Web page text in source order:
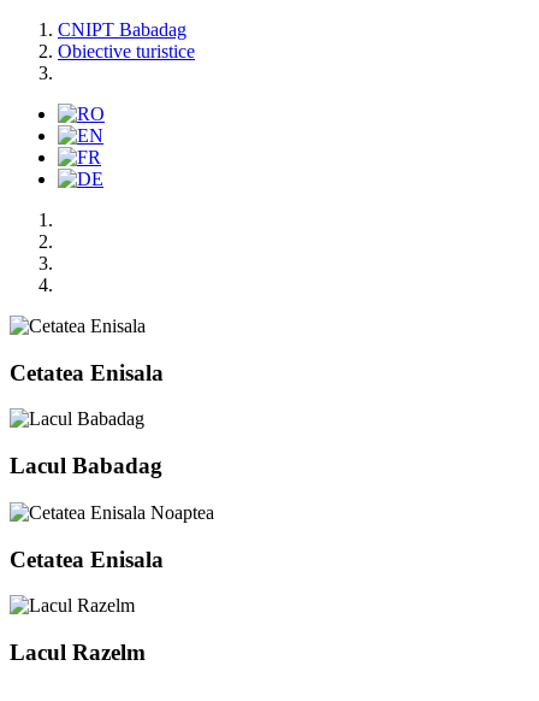
CNIPT Babadag
Obiective turistice
Cetatea Enisala
Lacul Babadag
Cetatea Enisala
Lacul Razelm